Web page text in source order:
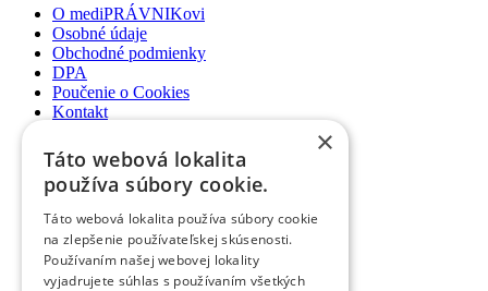
O mediPRÁVNIKovi
Osobné údaje
Obchodné podmienky
DPA
Poučenie o Cookies
Kontakt
Newsletter
Články
Podcasty
Informované súhlasy
Právny web pre ambulancie
Právnik na telefóne
×
Táto webová lokalita
používa súbory cookie.
Táto webová lokalita používa súbory cookie
na zlepšenie používateľskej skúsenosti.
Používaním našej webovej lokality
vyjadrujete súhlas s používaním všetkých